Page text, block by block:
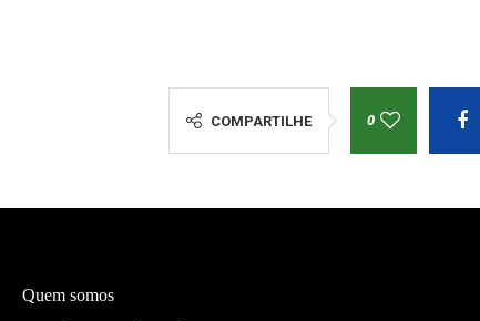
COMPARTILHE 0
Quem somos